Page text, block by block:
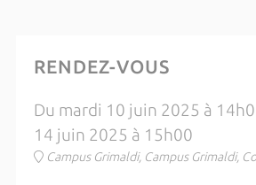
RENDEZ-VOUS
Du mardi 10 juin 2025 à
14 juin 2025 à 15h00
Campus Grimaldi, Campus Grimaldi,